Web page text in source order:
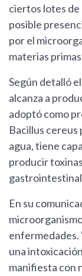
ciertos lotes de
posible
por el
materias
Según detalló
alcanza a
adoptó como
Bacillus cereus
agua, tiene
producir
En su
enfermedades.
una
manifiesta con